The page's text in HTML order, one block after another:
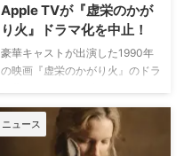
『Bergerac（原題）』をリブー
トした本作。イギリス海峡に浮か
ぶジャージー島を舞台に、警部の
ジム・ベルジュラックが事件に挑
で2025年にシーズン1（『警部ベ
ルジュラック～豪邸に …
Apple TVが『虚栄のかが
り火』ドラマ化を中止！
豪華キャストが出演した1990年
の映画『虚栄のかがり火』のドラ
たが、頓挫したことが明らかにな
った。米Deadlineが報じてい
る。 鬼門らしく一筋縄ではいか
ニュース